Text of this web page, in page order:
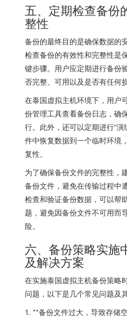
五、定期检查备份
整性
备份的最终目的是确保数据的
检查备份的有效性和完整性是
键步骤。用户应定期进行备份
否完整、可用以及是否有任何损
在泰国虚拟主机环境下，用户
份管理工具查看备份日志，确
行。此外，还可以定期进行“演
件中恢复数据到一个临时环境
复性。
为了确保备份文件的完整性，
备份文件，避免在传输过程中
检查和验证备份数据，可以帮
题，避免因备份文件不可用而
险。
六、备份策略实施
及解决方案
在实施泰国虚拟主机备份策略
问题，以下是几个常见问题及
1. **备份文件过大，导致存储